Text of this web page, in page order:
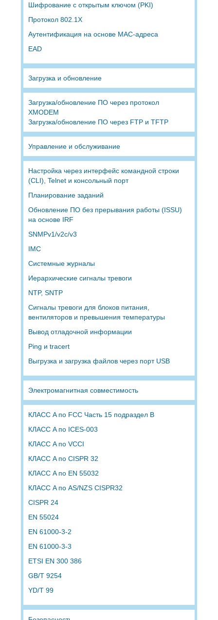
Шифрование с открытым ключом (PKI)
Протокол 802.1X
Аутентификация на основе MAC-адреса
EAD
Загрузка и обновление
Загрузка/обновление ПО через протокол
XMODEM
Загрузка/обновление ПО через FTP и TFTP
Управление и обслуживание
Настройка через интерфейс командной строки
(CLI), Telnet и консольный порт
Планирование заданий
Обновление ПО без прерывания работы (ISSU)
на основе IRF
SNMPv1/v2c/v3
IMC
Системные журналы
Иерархические сигналы тревоги
NTP, SNTP
Сигналы тревоги для блоков питания,
вентиляторов и превышения температуры
Вывод отладочной информации
Ping и tracert
Выгрузка и загрузка файлов через порт USB
Электромагнитная совместимость
КЛАСС A по FCC Часть 15 подраздел B
КЛАСС A по ICES-003
КЛАСС A по VCCI
КЛАСС A по CISPR 32
КЛАСС A по EN 55032
КЛАСС A по AS/NZS CISPR32
CISPR 24
EN 55024
EN 61000-3-2
EN 61000-3-3
ETSI EN 300 386
GB/T 9254
YD/T 99